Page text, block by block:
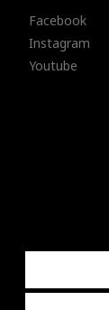
Facebook
Instagram
Youtube